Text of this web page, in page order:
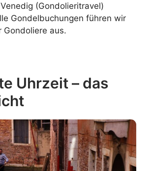
(Gondolieritravel)
Gondelbuchungen führen wir
Gondoliere aus.
Uhrzeit – das